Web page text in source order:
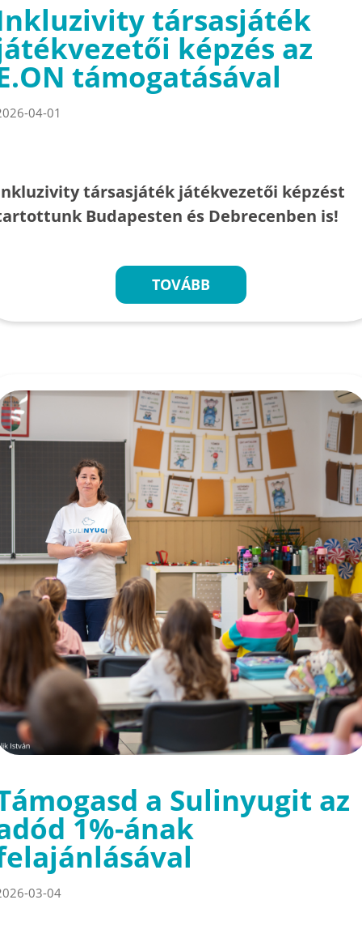
társasjáték
képzés az
támogatásával
04-01
társasjáték játékvezetői képzést
Budapesten és Debrecenben is!
TOVÁBB
a Sulinyugit az
1%-ának
03-04